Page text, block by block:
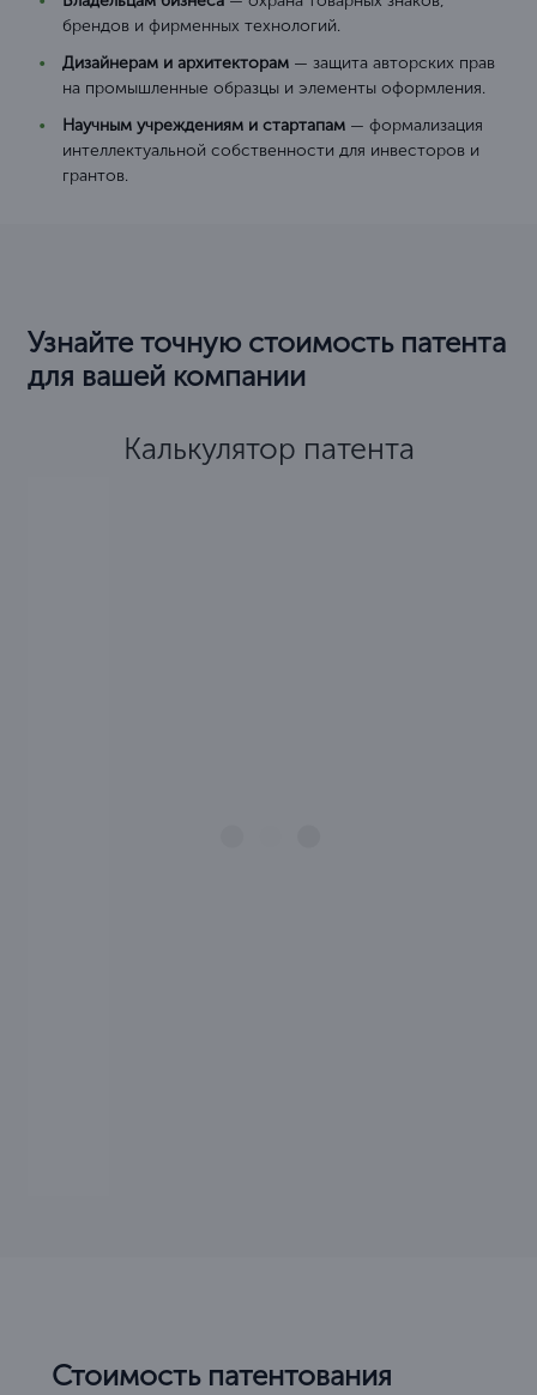
брендов и фирменных технологий.
Дизайнерам и архитекторам — защита авторских прав
на промышленные образцы и элементы оформления.
Научным учреждениям и стартапам — формализация
интеллектуальной собственности для инвесторов и
грантов.
Узнайте точную стоимость патента
для вашей компании
Калькулятор патента
Стоимость патентования